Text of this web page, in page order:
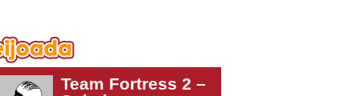
Team Fortress 2 –